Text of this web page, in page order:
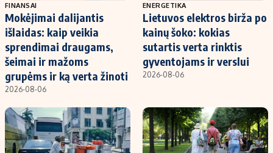
FINANSAI
Mokėjimai dalijantis
išlaidas: kaip veikia
sprendimai draugams,
šeimai ir mažoms
grupėms ir ką verta žinoti
2026-08-06
ENERGETIKA
Lietuvos elektros birža po
kainų šoko: kokias
sutartis verta rinktis
gyventojams ir verslui
2026-08-06